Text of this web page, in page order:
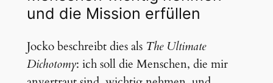
und die Mission erfüllen
Jocko beschreibt dies als The Ultimate
Dichotomy: ich soll die Menschen, die mir